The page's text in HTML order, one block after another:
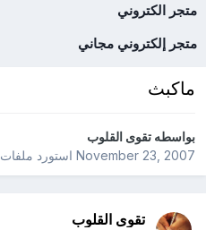
متجر الكتروني
متجر إلكتروني مجاني
ماكبث
بواسطهتقوى القلوب
November 23, 2007استورد ملفات
تقوى القلوب